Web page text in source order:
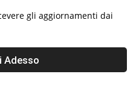
gli aggiornamenti dai